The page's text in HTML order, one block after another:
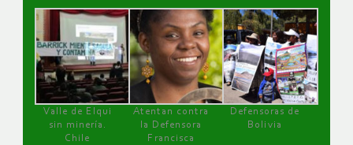
Valle de Elqui
sin minería.
Chile
Atentan contra
la Defensora
Francisca
Defensoras de
Bolivia